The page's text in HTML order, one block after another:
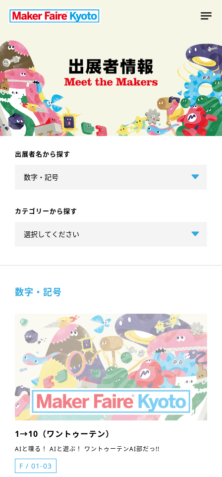
出展者名から探す
カテゴリーから探す
数字・記号
1→10（ワントゥーテン）
AIと喋る！ AIと遊ぶ！ ワントゥーテンAI部だっ!!
F / 01-03